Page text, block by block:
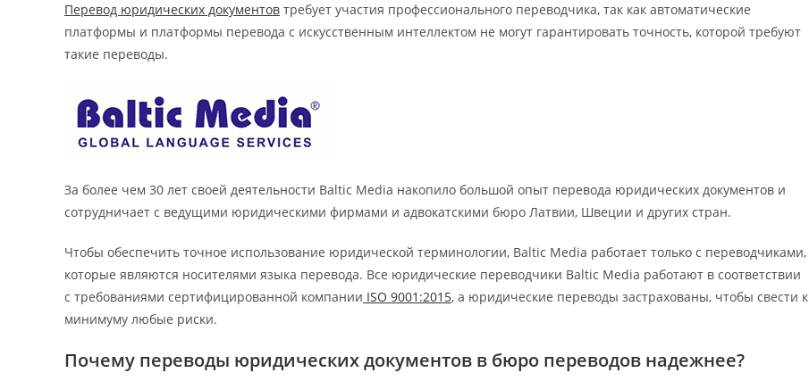
Перевод юридических документов требует участия профессионального переводчика, так как автоматические
платформы и платформы перевода с искусственным интеллектом не могут гарантировать точность, которой требуют
такие переводы.
За более чем 30 лет своей деятельности Baltic Media накопило большой опыт перевода юридических документов и
сотрудничает с ведущими юридическими фирмами и адвокатскими бюро Латвии, Швеции и других стран.
Чтобы обеспечить точное использование юридической терминологии, Baltic Media работает только с переводчиками,
которые являются носителями языка перевода. Все юридические переводчики Baltic Media работают в соответствии
с требованиями сертифицированной компании ISO 9001:2015, а юридические переводы застрахованы, чтобы свести к
минимуму любые риски.
Почему переводы юридических документов в бюро переводов надежнее?